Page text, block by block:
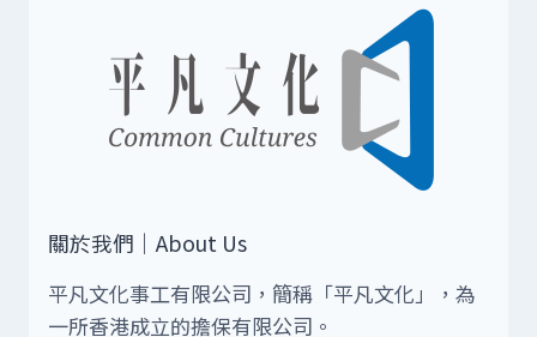
關於我們｜About Us
平凡文化事工有限公司，簡稱「平凡文化」，為
一所香港成立的擔保有限公司。